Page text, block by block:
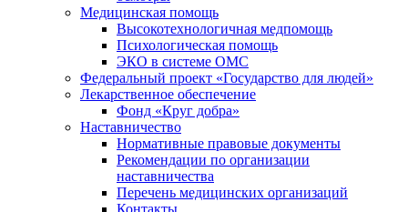
Медицинская помощь
Высокотехнологичная медпомощь
Психологическая помощь
ЭКО в системе ОМС
Федеральный проект «Государство для людей»
Лекарственное обеспечение
Фонд «Круг добра»
Наставничество
Нормативные правовые документы
Рекомендации по организации
наставничества
Перечень медицинских организаций
Контакты